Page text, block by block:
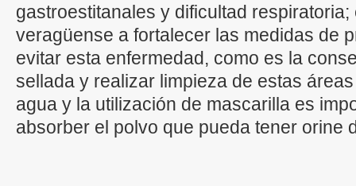
gastroestitanales y dificultad
veragüense a fortalecer las medidas de
evitar esta enfermedad, como es la
sellada y realizar limpieza de estas
agua y la utilización de mascarilla es
absorber el polvo que pueda tener orine